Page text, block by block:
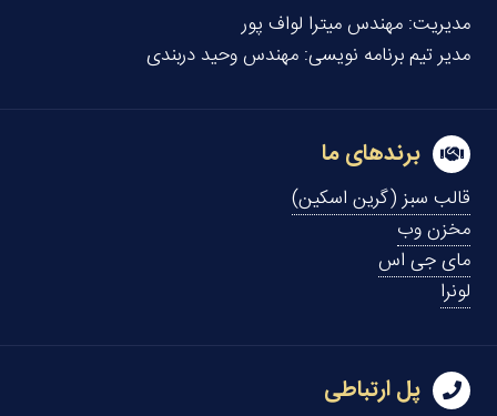
مدیریت: مهندس میترا لواف پور
مدیر تیم برنامه نویسی: مهندس وحید دربندی
برندهای ما
قالب سبز (گرین اسکین)
مخزن وب
مای جی اس
لونرا
پل ارتباطی